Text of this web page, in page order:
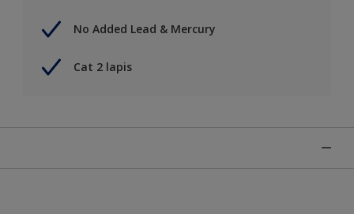
No Added Lead & Mercury
Cat 2 lapis